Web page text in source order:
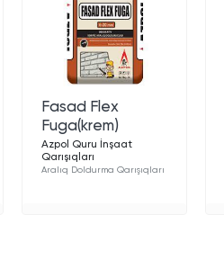
Fasad Flex
Fuga(krem)
Azpol Quru İnşaat
Qarışıqları
Aralıq Doldurma Qarışıqları